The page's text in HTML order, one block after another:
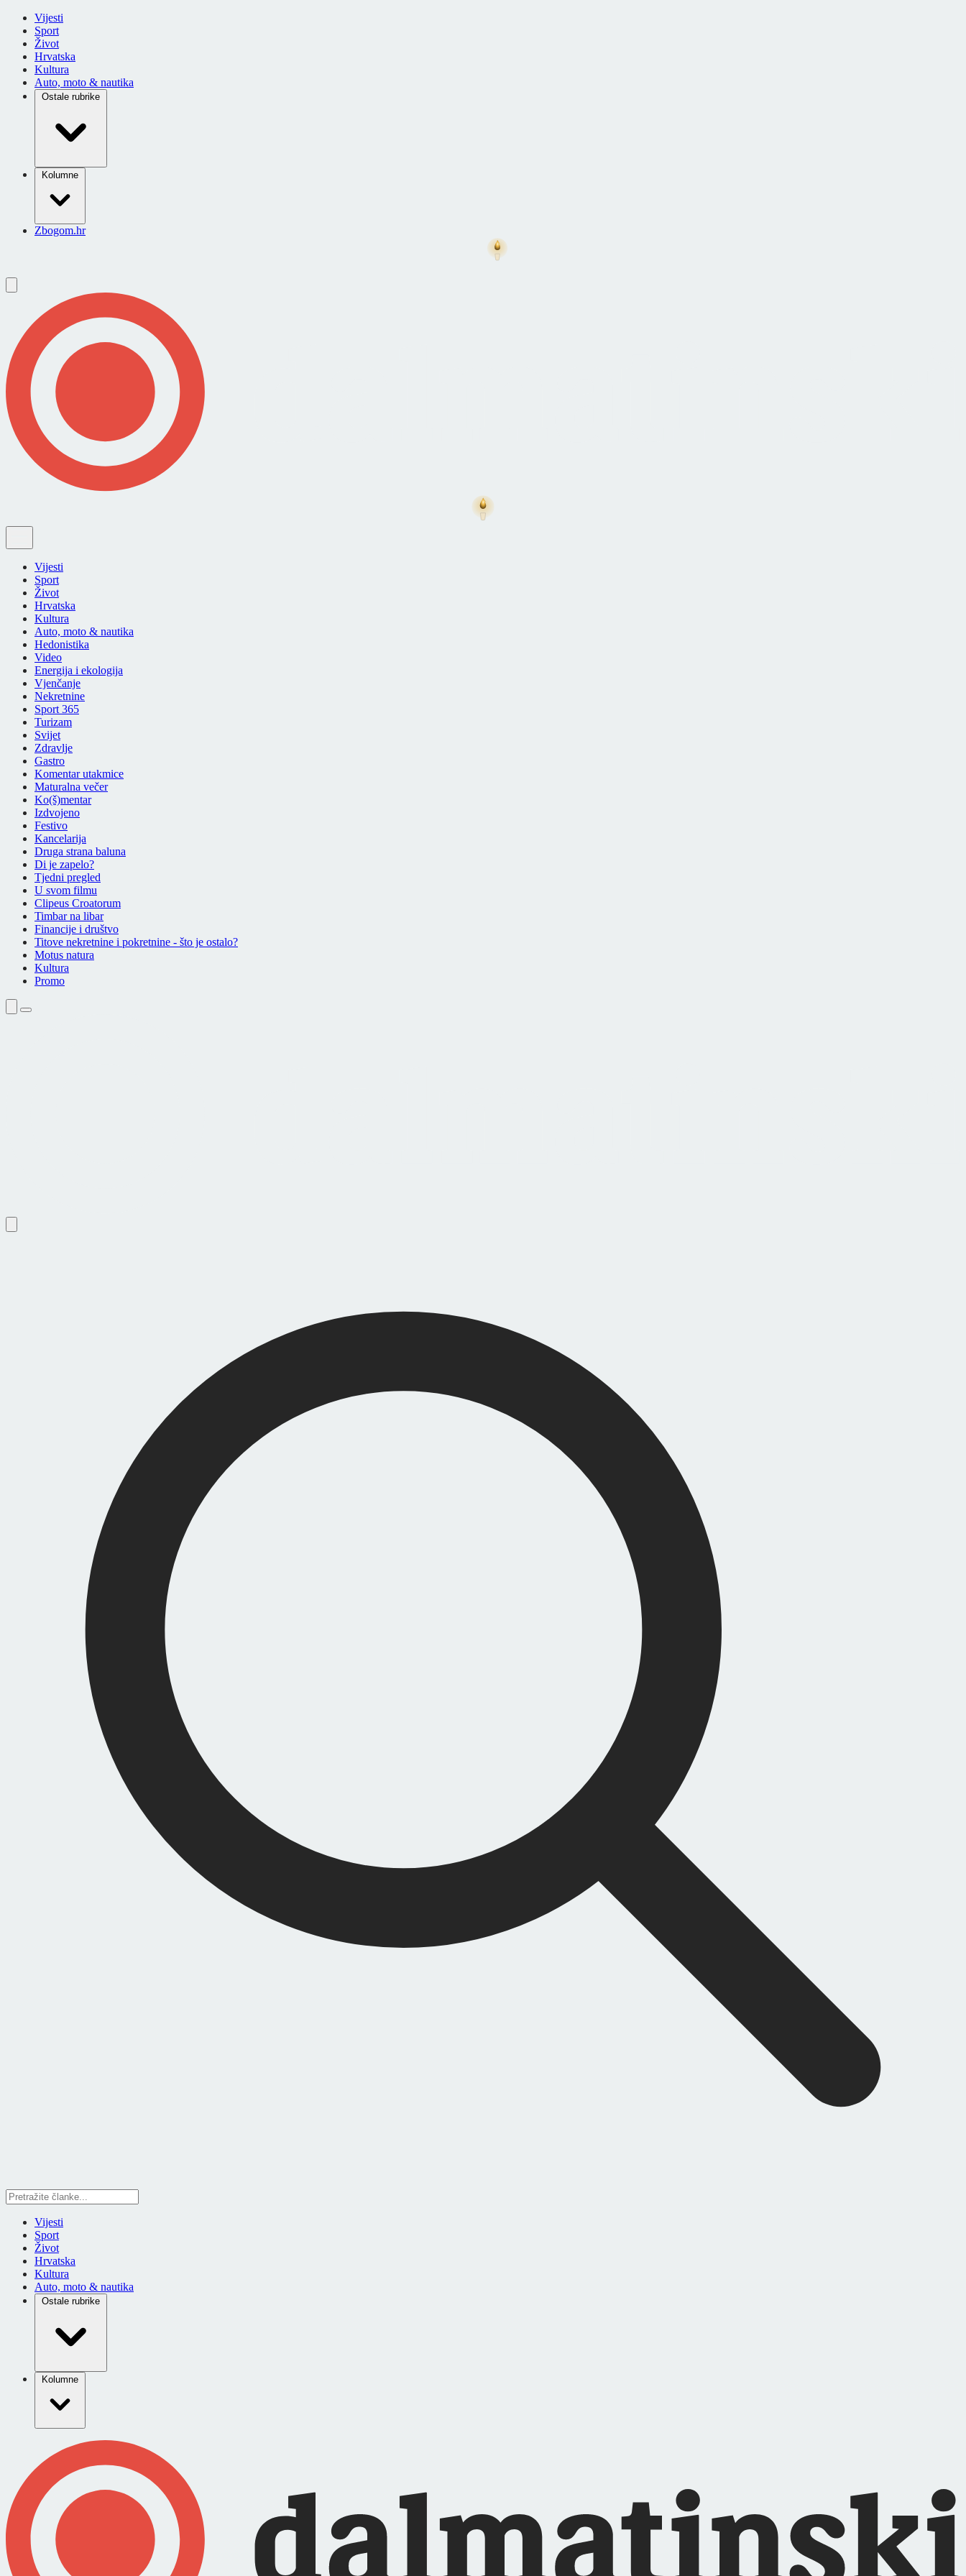
Vijesti
Sport
Život
Hrvatska
Kultura
Auto, moto & nautika
Ostale rubrike
Kolumne
Zbogom.hr
Vijesti
Sport
Život
Hrvatska
Kultura
Auto, moto & nautika
Hedonistika
Video
Energija i ekologija
Vjenčanje
Nekretnine
Sport 365
Turizam
Svijet
Zdravlje
Gastro
Komentar utakmice
Maturalna večer
Ko(š)mentar
Izdvojeno
Festivo
Kancelarija
Druga strana baluna
Di je zapelo?
Tjedni pregled
U svom filmu
Clipeus Croatorum
Timbar na libar
Financije i društvo
Titove nekretnine i pokretnine - što je ostalo?
Motus natura
Kultura
Promo
Vijesti
Sport
Život
Hrvatska
Kultura
Auto, moto & nautika
Ostale rubrike
Kolumne